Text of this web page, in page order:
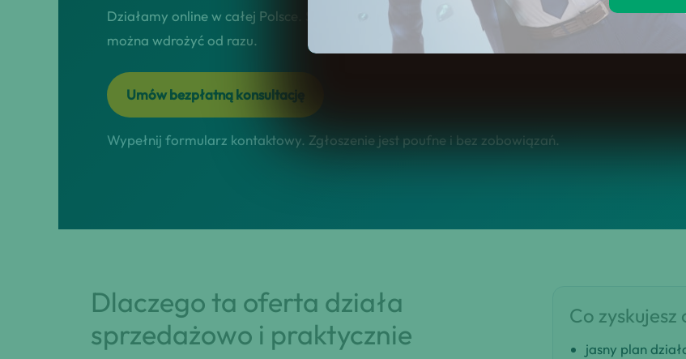
Działamy online w całej Polsce. Skupiamy się na tym, żebyś w krótkim czasie dostał klarowną
można wdrożyć od razu.
Umów bezpłatną konsultację
Wypełnij formularz kontaktowy. Zgłoszenie jest poufne i bez zobowiązań.
Dlaczego ta oferta działa
sprzedażowo i praktycznie
Co
jasny plan